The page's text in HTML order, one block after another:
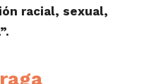
racial, sexual,